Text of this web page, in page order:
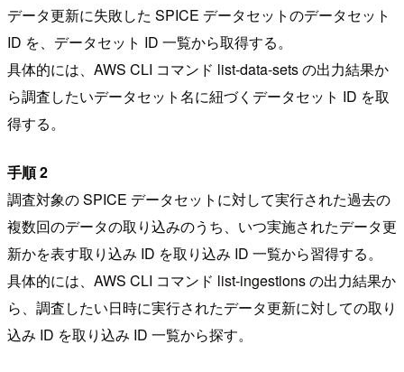
データ更新に失敗した SPICE データセットのデータセット
ID を、データセット ID 一覧から取得する。
具体的には、AWS CLI コマンド list-data-sets の出力結果か
ら調査したいデータセット名に紐づくデータセット ID を取
得する。
手順 2
調査対象の SPICE データセットに対して実行された過去の
複数回のデータの取り込みのうち、いつ実施されたデータ更
新かを表す取り込み ID を取り込み ID 一覧から習得する。
具体的には、AWS CLI コマンド list-ingestions の出力結果か
ら、調査したい日時に実行されたデータ更新に対しての取り
込み ID を取り込み ID 一覧から探す。